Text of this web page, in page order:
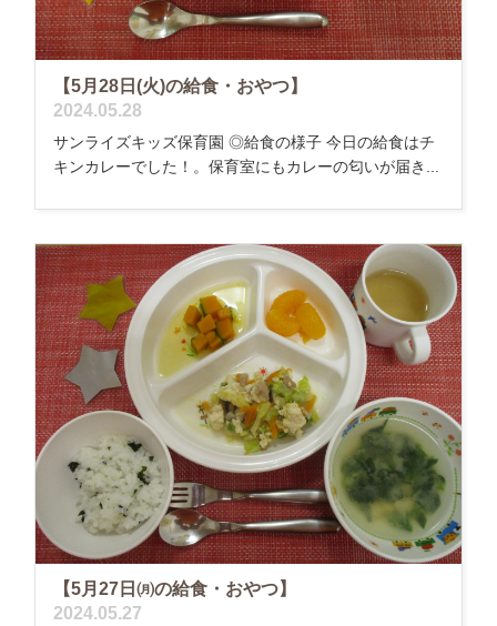
【5月28日(火)の給食・おやつ】
2024.05.28
サンライズキッズ保育園 ◎給食の様子 今日の給食はチ
キンカレーでした！。保育室にもカレーの匂いが届き...
【5月27日㈪の給食・おやつ】
2024.05.27